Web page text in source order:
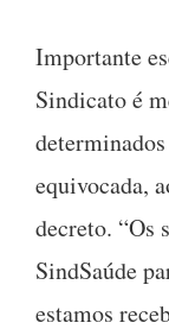
Importante
Sindicato é
equivocada,
decreto. “Os
SindSaúde
estamos